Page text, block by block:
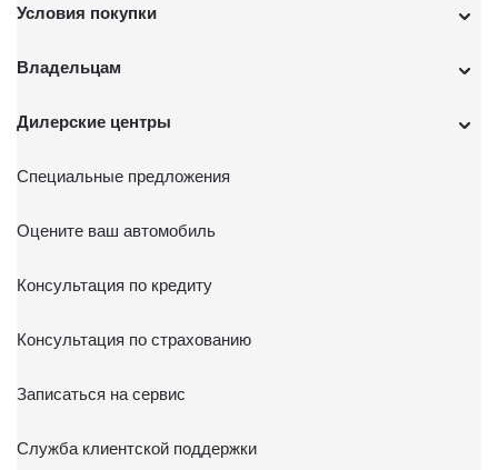
Условия покупки
Владельцам
Дилерские центры
Специальные предложения
Оцените ваш автомобиль
Консультация по кредиту
Консультация по страхованию
Записаться на сервис
Служба клиентской поддержки